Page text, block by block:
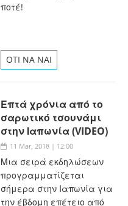
ποτέ!
OTI NA NAI
Επτά χρόνια από το
σαρωτικό τσουνάμι
στην Ιαπωνία (VIDEO)
11 Mar, 2018 | 12:00
Μια σειρά εκδηλώσεων
προγραμματίζεται
σήμερα στην Ιαπωνία για
την έβδομη επέτειο από